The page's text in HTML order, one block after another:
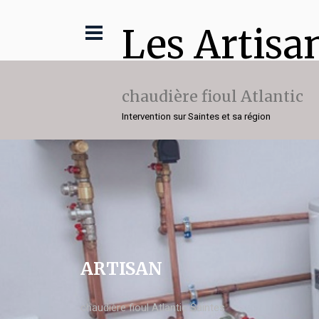
Les
chaudière fioul Atlantic
Intervention sur Saintes et sa région
ARTISAN
chaudière fioul Atlantic Saintes